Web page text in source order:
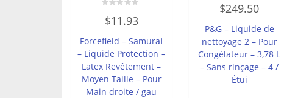
0
sur
$11.93
Forcefield – Samurai
– Liquide Protection –
Latex Revêtement –
Moyen Taille – Pour
Main droite / gau
0
sur
$249.50
P&G – Liquide de
nettoyage 2 – Pour
Congélateur – 3,78 L
– Sans rinçage – 4 /
Étui